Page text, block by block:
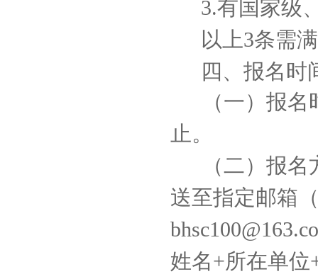
3.有国家级
以上3条需
四、报名时
（一）报
止。
（二）报
送至指定邮箱
姓名+所在单位